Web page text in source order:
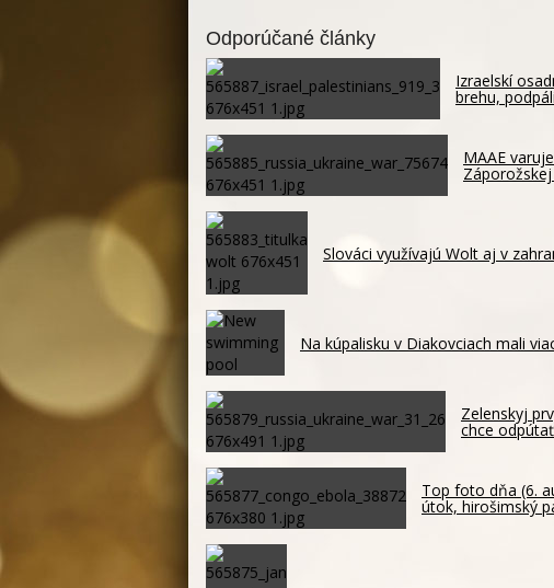
Odporúčané články
Izraelskí
brehu,
MAAE
Slováci využívajú Wolt aj v
Na kúpalisku v Diakovciach mali
Zelenskyj
chce
Top foto dňa (6.
útok, hirošimský